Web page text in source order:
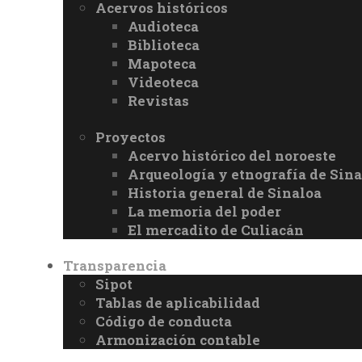
Acervos históricos
Audioteca
Biblioteca
Mapoteca
Videoteca
Revistas
Proyectos
Acervo histórico del noroeste
Arqueología y etnografía de
Historia general de Sinaloa
La memoria del poder
El mercadito de Culiacán
Transparencia
Sipot
Tablas de aplicabilidad
Código de conducta
Armonización contable